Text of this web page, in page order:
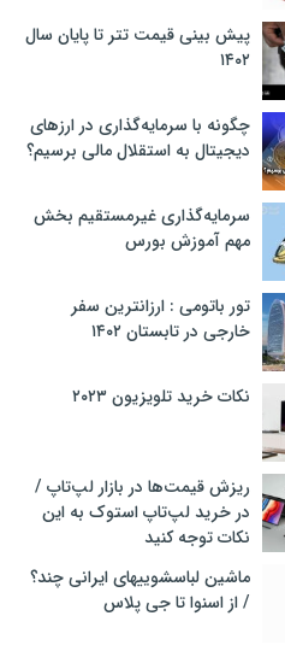
پیش بینی قیمت تتر تا پایان سال
۱۴۰۲
چگونه با سرمایه‌گذاری در ارزهای
دیجیتال به استقلال مالی برسیم؟
سرمایه‌گذاری غیرمستقیم بخش
مهم آموزش بورس
تور باتومی : ارزانترین سفر
خارجی در تابستان ۱۴۰۲
نکات خرید تلویزیون ۲۰۲۳
ریزش قیمت‌ها در بازار لپ‌تاپ /
در خرید لپ‌تاپ استوک به این
نکات توجه کنید
ماشین لباسشویی‎های ایرانی چند؟
/ از اسنوا تا جی پلاس